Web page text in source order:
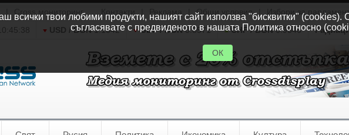
Cross мониторинг Общи условия Избори за
10:45:38 USD / BGN1.1542 GBP / BGN0.8571 CHF / BGN0.9346
всички твои любими продукти, нашият сайт използва "бисквитки" (cookies).
съгласявате с предвиденото в нашата Политика относно
ОК